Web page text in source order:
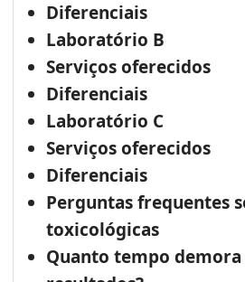
Diferenciais
Laboratório B
Serviços oferecidos
Diferenciais
Laboratório C
Serviços oferecidos
Diferenciais
Perguntas frequentes
toxicológicas
Quanto tempo